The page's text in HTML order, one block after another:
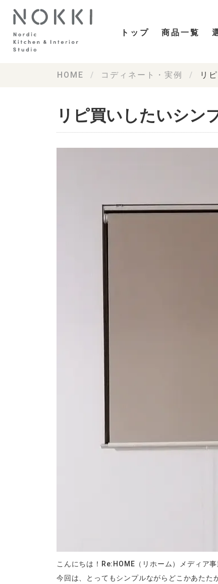
トップ 商品一覧
HOME コディネート・実例 リ
リピ買いしたいシン
こんにちは！Re:HOME（リホーム）メディア事
今回は、とってもシンプルながらどこかあたた